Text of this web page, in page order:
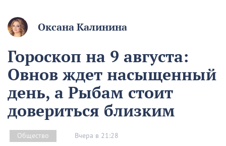
Оксана Калинина
Гороскоп на 9 августа:
Овнов ждет насыщенный
день, а Рыбам стоит
довериться близким
Общество Вчера в 21:28